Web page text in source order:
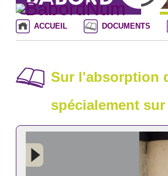
ACCUEIL DOCUMENTS
Sur l'absorption
spécialement